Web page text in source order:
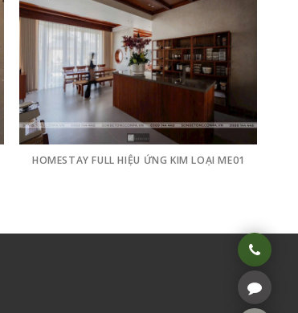
HOMESTAY FULL HIỆU ỨNG KIM LOẠI ME01